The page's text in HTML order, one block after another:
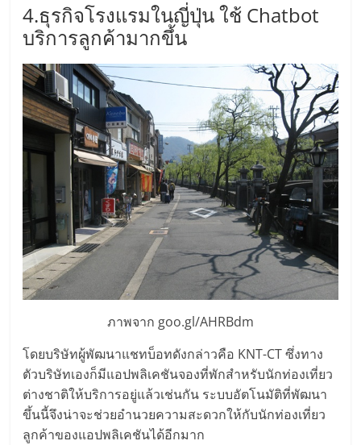
ปรึกษา
แฟ
รน
ไชส์,
รวม
รน
ขาย
รน
ไชส์
แฟ
รน
ไชส์
บ้าน
ลงทุน
น้อย
คืน
ทุน
4.ธุรกิจโรงแรมในญี่ปุ่น ใช้ Chatbot
บริการลูกค้ามากขึ้น
ภาพจาก goo.gl/AHRBdm
โดยบริษัทผู้พัฒนาแชทบ็อทดังกล่าวคือ KNT-CT ซึ่งทาง
ตัวบริษัทเองก็มีแอปพลิเคชันจองที่พักสำหรับนักท่องเที่ยว
ต่างชาติให้บริการอยู่แล้วเช่นกัน ระบบอัตโนมัติที่พัฒนา
ขึ้นนี้จึงน่าจะช่วยอำนวยความสะดวกให้กับนักท่องเที่ยว
ลูกค้าของแอปพลิเคชันได้อีกมาก